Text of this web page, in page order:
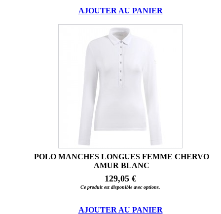
AJOUTER AU PANIER
POLO MANCHES LONGUES FEMME CHERVO
AMUR BLANC
129,05 €
Ce produit est disponible avec options.
AJOUTER AU PANIER